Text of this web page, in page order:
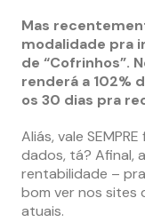
Mas
modalidade pra
de “Cofrinhos”.
renderá a 102%
os 30 dias pra
Aliás, vale
dados, tá? Afinal,
rentabilidade –
bom ver nos sites
atuais.